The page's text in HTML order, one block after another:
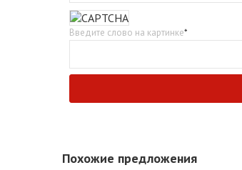
Введите слово на картинке*
Похожие предложения